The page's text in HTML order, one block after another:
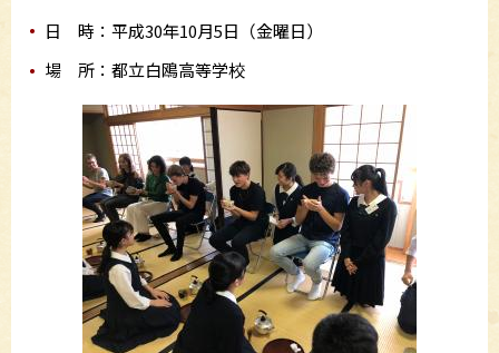
日 時：平成30年10月5日（金曜日）
場 所：都立白鴎高等学校